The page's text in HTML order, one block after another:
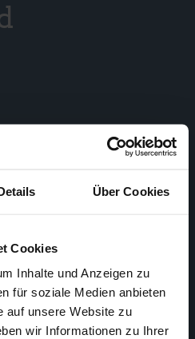
Über Cookies
Cookies
Inhalte und Anzeigen zu
für soziale Medien anbieten
auf unsere Website zu
wir Informationen zu Ihrer